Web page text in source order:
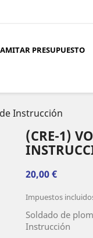
PRESUPUESTO
Instrucción
(CRE-1)
20,00 €
Impuestos
Soldado de
Instrucción